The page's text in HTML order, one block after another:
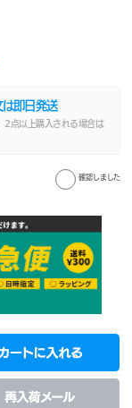
即日発送
2点以上購入される場合は
確認しました